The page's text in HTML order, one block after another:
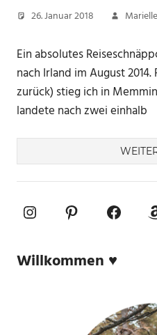
26. Januar 2018 Marielle
Ein absolutes
nach Irland im August
zurück) stieg ich in
landete nach zwei einhalb
InstagramPinterest
Willkommen ♥